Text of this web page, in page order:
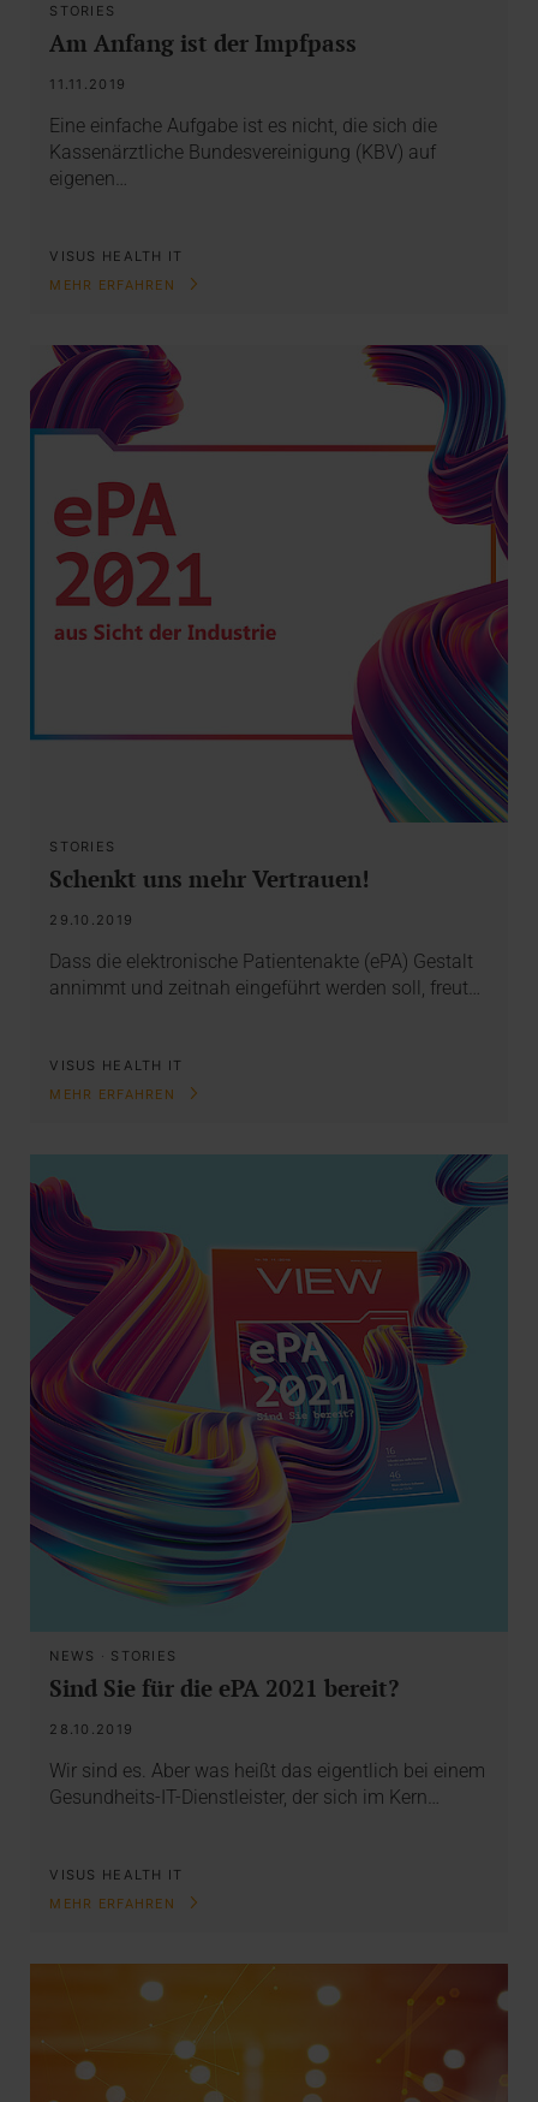
STORIES
Am Anfang ist der Impfpass
11.11.2019
Eine einfache Aufgabe ist es nicht, die sich die
Kassenärztliche Bundesvereinigung (KBV) auf
eigenen…
VISUS HEALTH IT
MEHR ERFAHREN
STORIES
Schenkt uns mehr Vertrauen!
29.10.2019
Dass die elektronische Patientenakte (ePA) Gestalt
annimmt und zeitnah eingeführt werden soll, freut…
VISUS HEALTH IT
MEHR ERFAHREN
NEWS · STORIES
Sind Sie für die ePA 2021 bereit?
28.10.2019
Wir sind es. Aber was heißt das eigentlich bei einem
Gesundheits-IT-Dienstleister, der sich im Kern…
VISUS HEALTH IT
MEHR ERFAHREN